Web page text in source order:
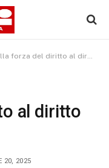
forza del diritto al diritto del più forte
al diritto
20, 2025